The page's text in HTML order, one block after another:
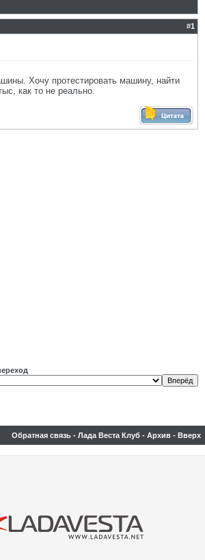
#1
Хочу протестировать машину, найти
как то не реально.
Обратная связь - Лада Веста Клуб - Архив - Вверх